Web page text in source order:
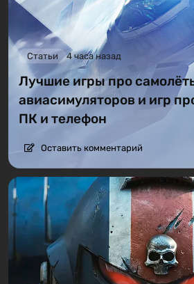
Статьи 4 часа назад
Лучшие игры про
авиасимуляторов и игр
ПК и телефон
Оставить комментарий